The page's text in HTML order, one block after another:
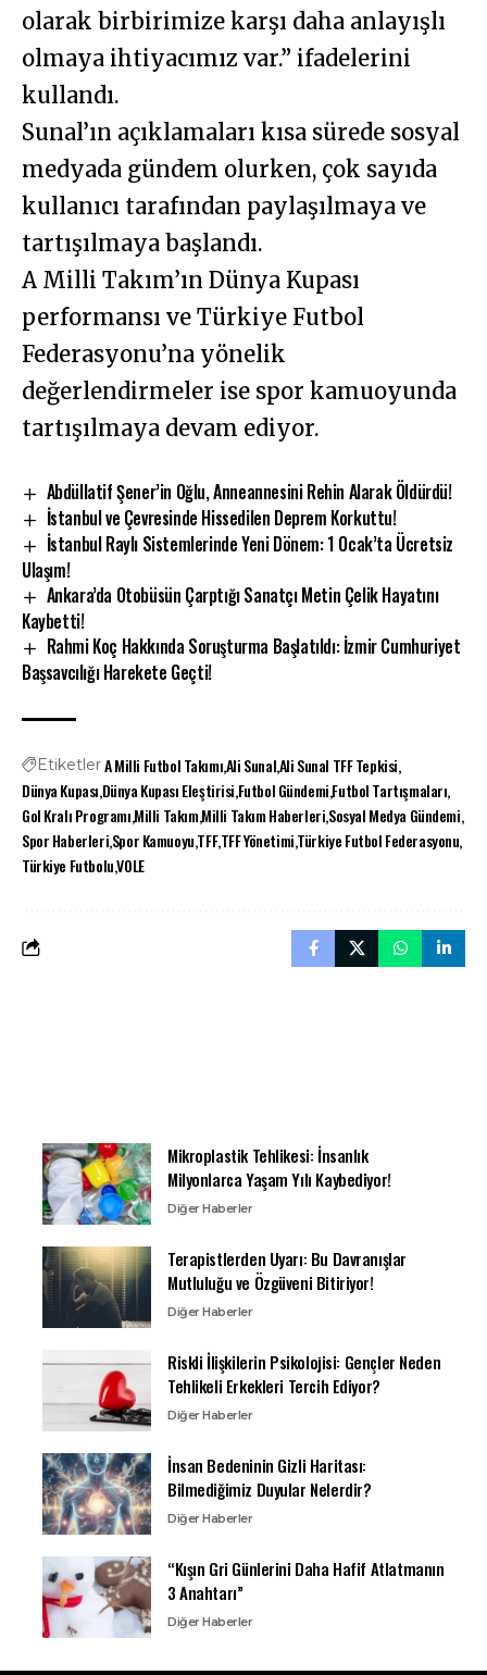
olarak birbirimize karşı daha anlayışlı
olmaya ihtiyacımız var.” ifadelerini
kullandı.
Sunal’ın açıklamaları kısa sürede sosyal
medyada gündem olurken, çok sayıda
kullanıcı tarafından paylaşılmaya ve
tartışılmaya başlandı.
A Milli Takım’ın Dünya Kupası
performansı ve Türkiye Futbol
Federasyonu’na yönelik
değerlendirmeler ise spor kamuoyunda
tartışılmaya devam ediyor.
Abdüllatif Şener’in Oğlu, Anneannesini Rehin Alarak Öldürdü!
İstanbul ve Çevresinde Hissedilen Deprem Korkuttu!
İstanbul Raylı Sistemlerinde Yeni Dönem: 1 Ocak’ta Ücretsiz
Ulaşım!
Ankara’da Otobüsün Çarptığı Sanatçı Metin Çelik Hayatını
Kaybetti!
Rahmi Koç Hakkında Soruşturma Başlatıldı: İzmir Cumhuriyet
Başsavcılığı Harekete Geçti!
EtiketlerA Milli Futbol TakımıAli SunalAli Sunal TFF Tepkisi
Dünya KupasıDünya Kupası EleştirisiFutbol GündemiFutbol Tartışmaları
Gol Kralı ProgramıMilli TakımMilli Takım HaberleriSosyal Medya Gündemi
Spor HaberleriSpor KamuoyuTFFTFF YönetimiTürkiye Futbol Federasyonu
Türkiye FutboluVOLE
Mikroplastik Tehlikesi: İnsanlık
Milyonlarca Yaşam Yılı Kaybediyor!
Diğer Haberler
Terapistlerden Uyarı: Bu Davranışlar
Mutluluğu ve Özgüveni Bitiriyor!
Diğer Haberler
Riskli İlişkilerin Psikolojisi: Gençler Neden
Tehlikeli Erkekleri Tercih Ediyor?
Diğer Haberler
İnsan Bedeninin Gizli Haritası:
Bilmediğimiz Duyular Nelerdir?
Diğer Haberler
“Kışın Gri Günlerini Daha Hafif Atlatmanın
3 Anahtarı”
Diğer Haberler